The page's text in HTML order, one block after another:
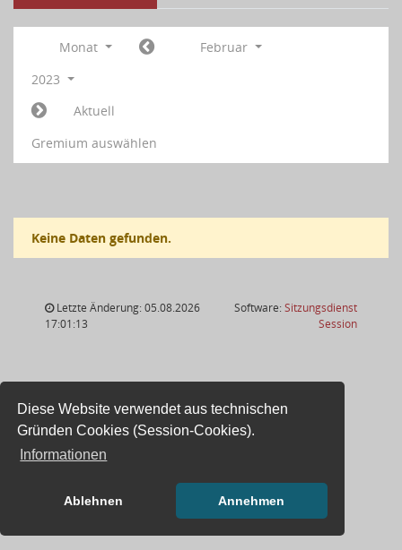
Diese Website verwendet aus technischen
Gründen Cookies (Session-Cookies).
Informationen
Ablehnen Annehmen
Monat
Februar
2023
Aktuell
Gremium auswählen
Keine Daten gefunden.
Letzte Änderung: 05.08.2026
17:01:13
Software:Sitzungsdienst
Session(Wird in